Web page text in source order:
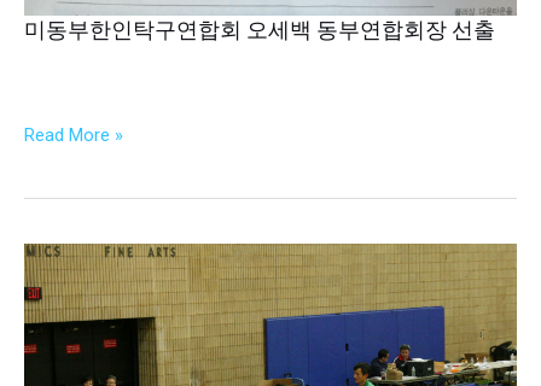
미동부한인탁구연합회 오세백 동부연합회장 선출
회
오
동
회
장
선
출
Read More »
제
5
회
이